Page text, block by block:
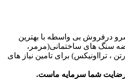
درفروش بی واسطه با بهترین
سنگ های ساختمانی(مرمر،
، ترااونیکس) برای تامین نیاز های
شما سرمایه ماست.